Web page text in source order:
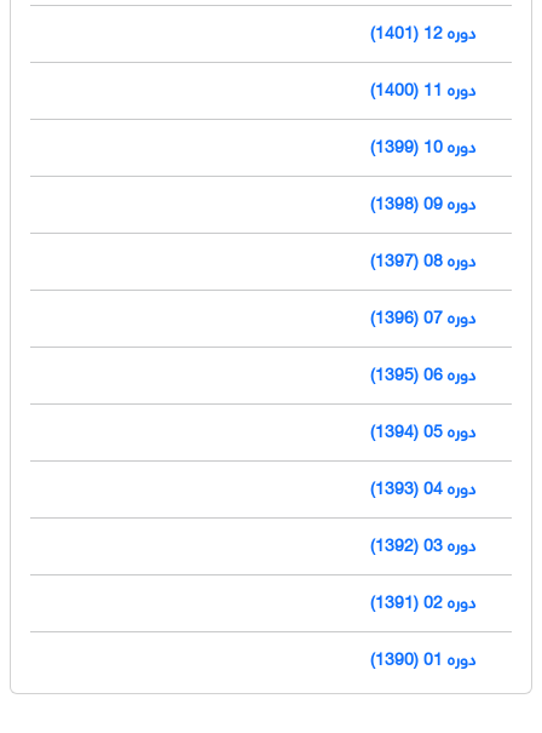
دوره 12 (1401)
دوره 11 (1400)
دوره 10 (1399)
دوره 09 (1398)
دوره 08 (1397)
دوره 07 (1396)
دوره 06 (1395)
دوره 05 (1394)
دوره 04 (1393)
دوره 03 (1392)
دوره 02 (1391)
دوره 01 (1390)